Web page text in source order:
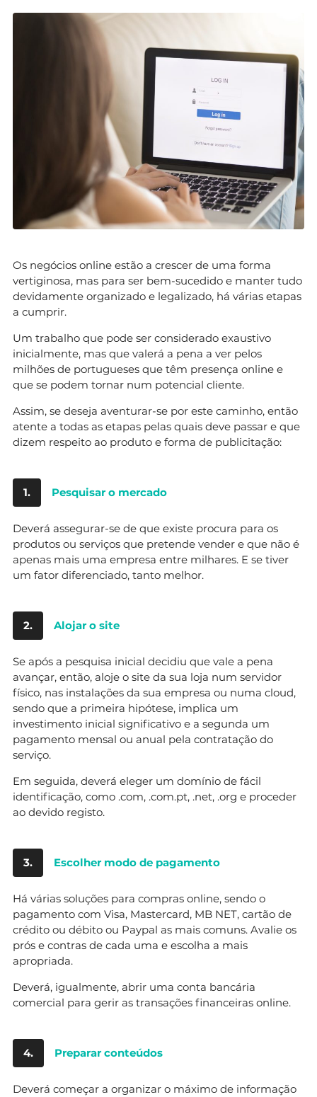
Os negócios online estão a crescer de uma forma
vertiginosa, mas para ser bem-sucedido e manter tudo
devidamente organizado e legalizado, há várias etapas
a cumprir.
Um trabalho que pode ser considerado exaustivo
inicialmente, mas que valerá a pena a ver pelos
milhões de portugueses que têm presença online e
que se podem tornar num potencial cliente.
Assim, se deseja aventurar-se por este caminho, então
atente a todas as etapas pelas quais deve passar e que
dizem respeito ao produto e forma de publicitação:
1. Pesquisar o mercado
Deverá assegurar-se de que existe procura para os
produtos ou serviços que pretende vender e que não é
apenas mais uma empresa entre milhares. E se tiver
um fator diferenciado, tanto melhor.
2. Alojar o site
Se após a pesquisa inicial decidiu que vale a pena
avançar, então, aloje o site da sua loja num servidor
físico, nas instalações da sua empresa ou numa cloud,
sendo que a primeira hipótese, implica um
investimento inicial significativo e a segunda um
pagamento mensal ou anual pela contratação do
serviço.
Em seguida, deverá eleger um domínio de fácil
identificação, como .com, .com.pt, .net, .org e proceder
ao devido registo.
3. Escolher modo de pagamento
Há várias soluções para compras online, sendo o
pagamento com Visa, Mastercard, MB NET, cartão de
crédito ou débito ou Paypal as mais comuns. Avalie os
prós e contras de cada uma e escolha a mais
apropriada.
Deverá, igualmente, abrir uma conta bancária
comercial para gerir as transações financeiras online.
4. Preparar conteúdos
Deverá começar a organizar o máximo de informação